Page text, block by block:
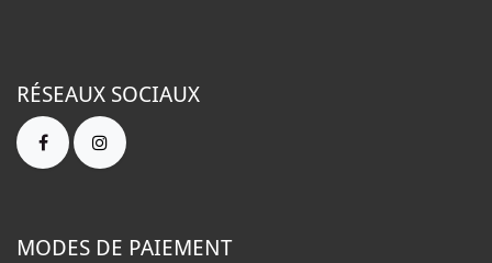
RÉSEAUX SOCIAUX
MODES DE PAIEMENT